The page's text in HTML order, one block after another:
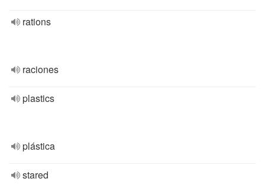
rations
raciones
plastics
plástica
stared